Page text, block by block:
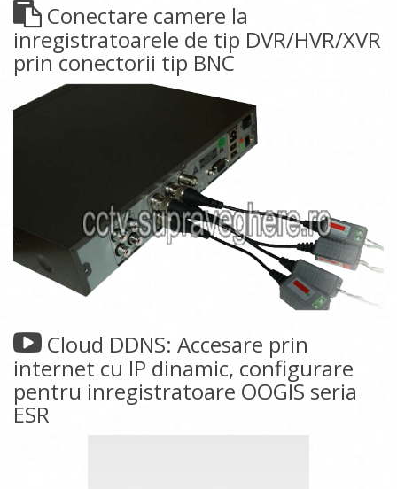
Conectare camere la
inregistratoarele de tip DVR/HVR/XVR
prin conectorii tip BNC
Cloud DDNS: Accesare prin
internet cu IP dinamic, configurare
pentru inregistratoare OOGIS seria
ESR